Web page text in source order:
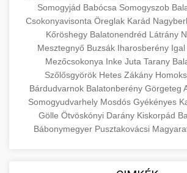
kozter.com - EU-s pénzek
EU pályázati programok
organikus forgalmának
SEO, tartalom optimalizálás és
onlinemarketing101.biz
keresési optimalizálási
Professzionális mellnagyobbítási
tapasztalt sebészekkel. Tudjon
eljárásokról, a gyógyulásról és a
lehetőségekről az esztétikai
szeptest.com kozmetikai
✨ 9. Hasplasztika
Szakértő hasplasztikai eljárások
feszesebb has eléréséhez.
minősített plasztikai
utókezeléssel.
👁️ 10. Szemhéjplasztika
Professzionális blefaroplasztikai
sebészekkel.
Somogyjád Babócsa Somogyszob
Csokonyavisonta Öreglak Karád
Kőröshegy Balatonendréd Látrány
Mesztegnyő Buzsák Iharosberény Igal
Mezőcsokonya Inke Juta Tarany
Szőlősgyörök Hetes Zákány
Bárdudvarnok Balatonberény Görgeteg
Somogyudvarhely Mosdós Gyékényes
Gölle Ötvöskónyi Darány Kiskorpád
Bábonymegyer Pusztakovácsi